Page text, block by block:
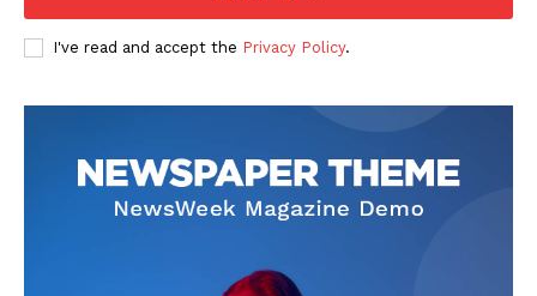
I've read and accept the Privacy Policy.